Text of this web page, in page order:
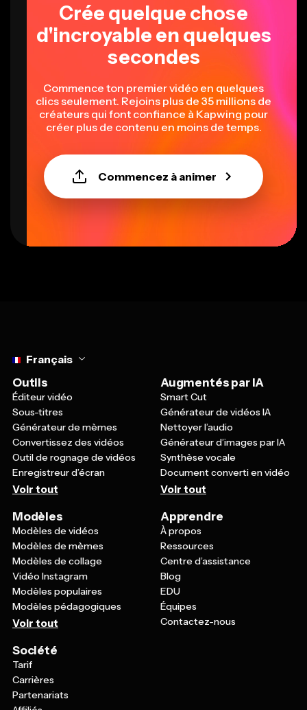
Crée quelque chose
d'incroyable en quelques
secondes
Commence ton premier vidéo en quelques
clics seulement. Rejoins plus de 35 millions de
créateurs qui font confiance à Kapwing pour
créer plus de contenu en moins de temps.
Commencez à animer
Français
Outils
Éditeur vidéo
Sous-titres
Générateur de mèmes
Convertissez des vidéos
Outil de rognage de vidéos
Enregistreur d’écran
Voir tout
Augmentés par IA
Smart Cut
Générateur de vidéos IA
Nettoyer l’audio
Générateur d’images par IA
Synthèse vocale
Document converti en vidéo
Voir tout
Modèles
Modèles de vidéos
Modèles de mèmes
Modèles de collage
Vidéo Instagram
Modèles populaires
Modèles pédagogiques
Voir tout
Apprendre
À propos
Ressources
Centre d’assistance
Blog
EDU
Équipes
Contactez-nous
Société
Tarif
Carrières
Partenariats